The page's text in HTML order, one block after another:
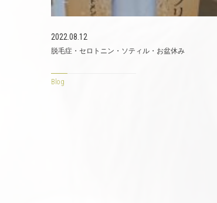
2022.08.12
脱毛症・セロトニン・ソティル・お盆休み
Blog